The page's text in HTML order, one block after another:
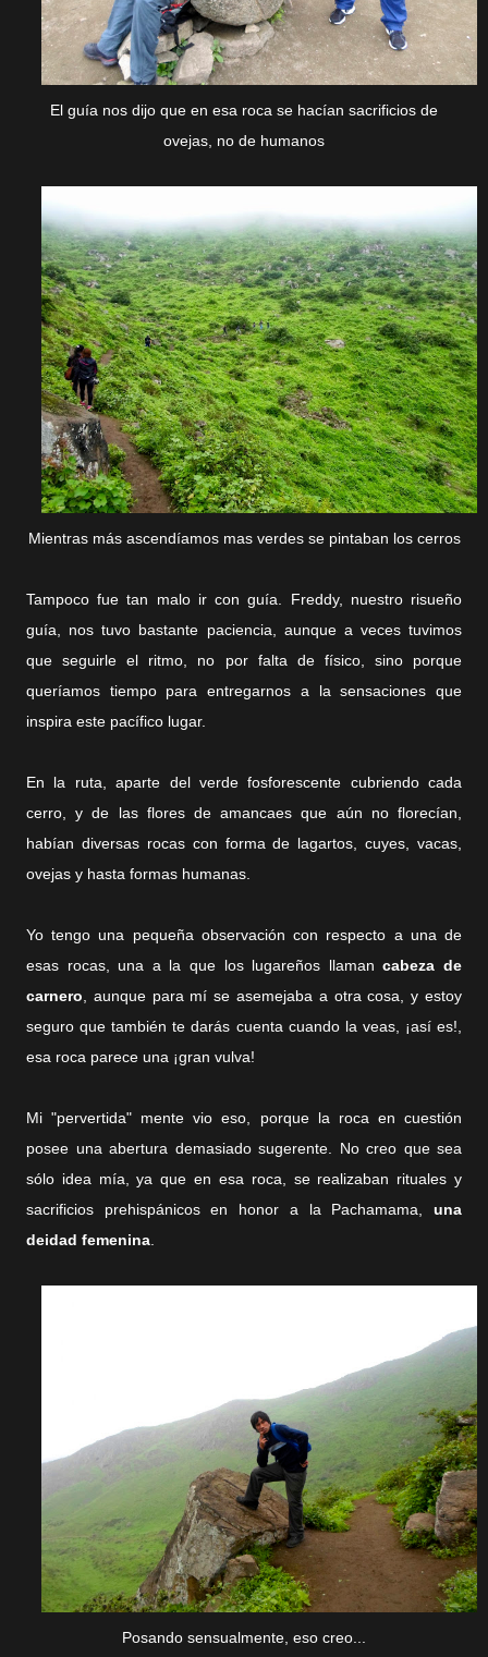
El guía nos dijo que en esa roca se hacían sacrificios de
ovejas, no de humanos
Mientras más ascendíamos mas verdes se pintaban los cerros
Tampoco fue tan malo ir con guía. Freddy, nuestro risueño
guía, nos tuvo bastante paciencia, aunque a veces tuvimos
que seguirle el ritmo, no por falta de físico, sino porque
queríamos tiempo para entregarnos a la sensaciones que
inspira este pacífico lugar.
En la ruta, aparte del verde fosforescente cubriendo cada
cerro, y de las flores de amancaes que aún no florecían,
habían diversas rocas con forma de lagartos, cuyes, vacas,
ovejas y hasta formas humanas.
Yo tengo una pequeña observación con respecto a una de
esas rocas, una a la que los lugareños llamancabeza de
carnero , aunque para mí se asemejaba a otra cosa, y estoy
seguro que también te darás cuenta cuando la veas, ¡así es!,
esa roca parece una ¡gran vulva!
Mi "pervertida" mente vio eso, porque la roca en cuestión
posee una abertura demasiado sugerente. No creo que sea
sólo idea mía, ya que en esa roca, se realizaban rituales y
sacrificios prehispánicos en honor a la Pachamama, una
deidad femenina
Posando sensualmente, eso creo...